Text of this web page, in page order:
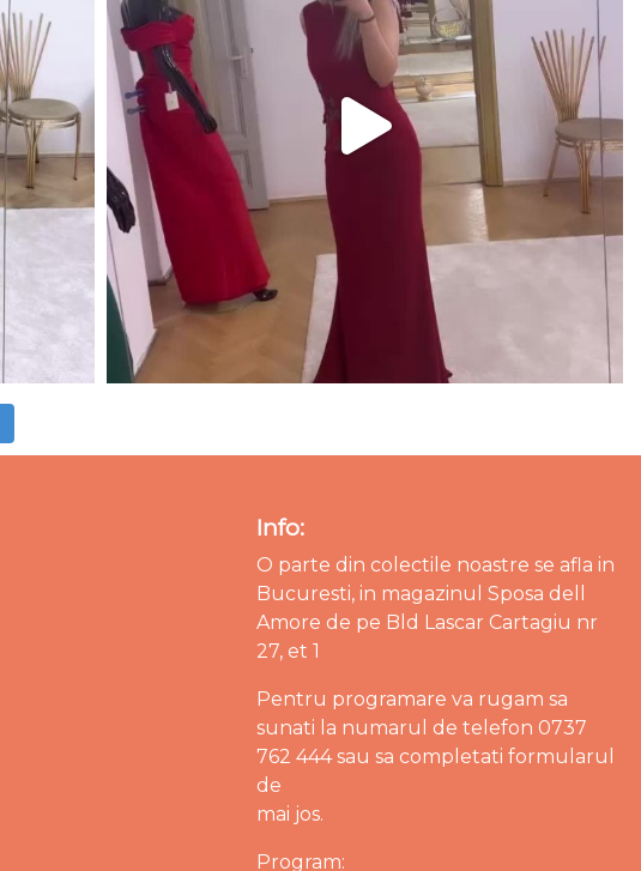
Info:
O parte din colectile noastre se afla in
Bucuresti, in magazinul Sposa dell
Amore de pe Bld Lascar Cartagiu nr
27, et 1
Pentru programare va rugam sa
sunati la numarul de telefon 0737
762 444 sau sa completati formularul
de
mai jos.
Program: